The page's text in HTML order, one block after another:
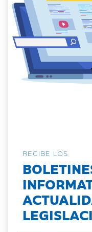
RECIBE LOS